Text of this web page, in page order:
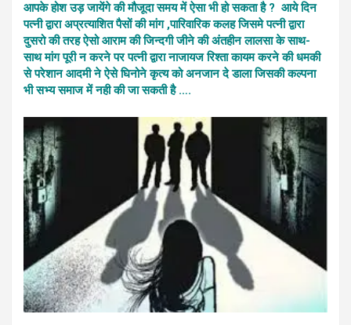
आपके होश उड़ जायेंगे की मौजूदा समय में ऐसा भी हो सकता है ? आये दिन
पत्नी द्वारा अप्रत्याशित पैसों की मांग ,पारिवारिक कलह जिसमे पत्नी द्वारा
दुसरो की तरह ऐसो आराम की जिन्दगी जीने की अंतहीन लालसा के साथ-
साथ मांग पूरी न करने पर पत्नी द्वारा नाजायज रिश्ता कायम करने की धमकी
से परेशान आदमी ने ऐसे घिनोने कृत्य को अनजान दे डाला जिसकी कल्पना
भी सभ्य समाज में नही की जा सकती है ….